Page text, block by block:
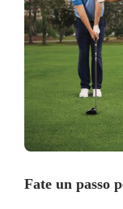
Fate un passo